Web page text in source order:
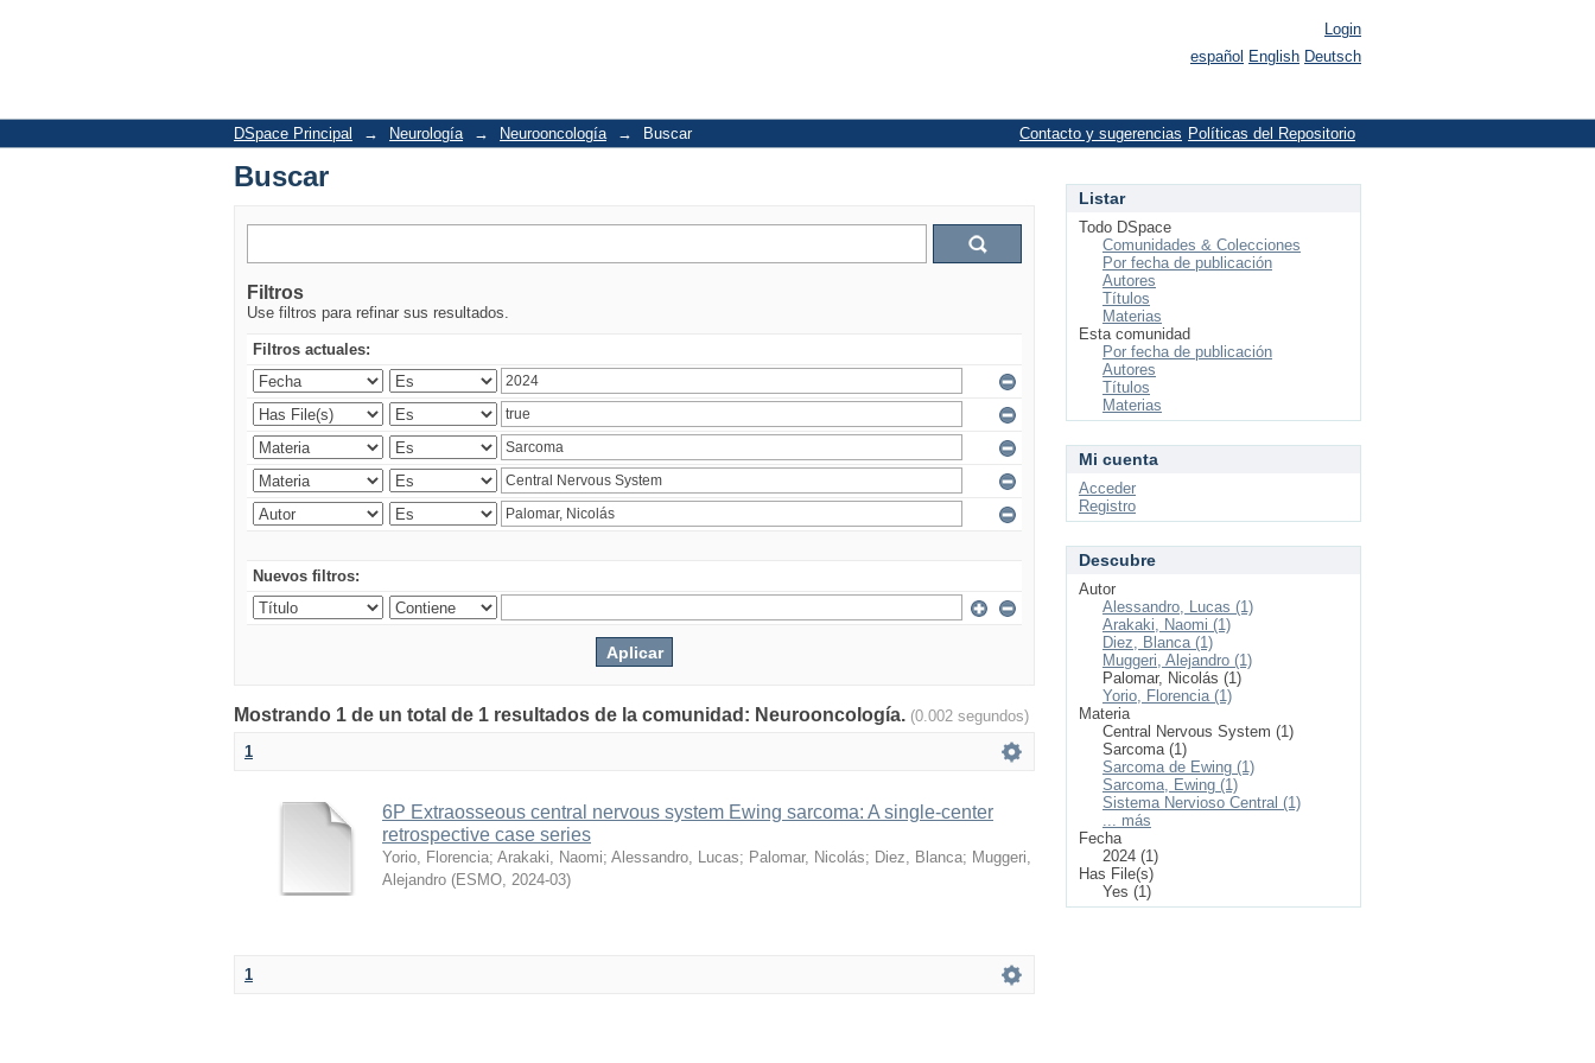
Login
español English Deutsch
DSpace Principal → Neurología → Neurooncología → Buscar Políticas del Repositorio
Contacto y sugerencias
Buscar
Filtros
Use filtros para refinar sus resultados.
Filtros actuales:
Nuevos filtros:
Mostrando 1 de un total de 1 resultados de la comunidad: Neurooncología. (0.002 segundos)
1
6P Extraosseous central nervous system Ewing sarcoma: A single-center
retrospective case series
Yorio, Florencia; Arakaki, Naomi; Alessandro, Lucas; Palomar, Nicolás; Diez, Blanca; Muggeri,
Alejandro (ESMO, 2024-03)
1
Listar
Todo DSpace
Comunidades & Colecciones
Por fecha de publicación
Autores
Títulos
Materias
Esta comunidad
Por fecha de publicación
Autores
Títulos
Materias
Mi cuenta
Acceder
Registro
Descubre
Autor
Alessandro, Lucas (1)
Arakaki, Naomi (1)
Diez, Blanca (1)
Muggeri, Alejandro (1)
Palomar, Nicolás (1)
Yorio, Florencia (1)
Materia
Central Nervous System (1)
Sarcoma (1)
Sarcoma de Ewing (1)
Sarcoma, Ewing (1)
Sistema Nervioso Central (1)
... más
Fecha
2024 (1)
Has File(s)
Yes (1)